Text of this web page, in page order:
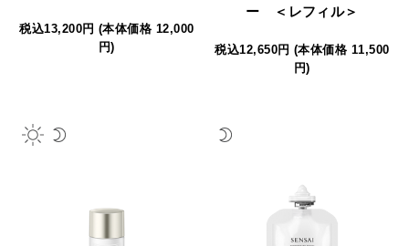
税込13,200円 (本体価格 12,000
円)
ー ＜レフィル＞
税込12,650円 (本体価格 11,500
円)